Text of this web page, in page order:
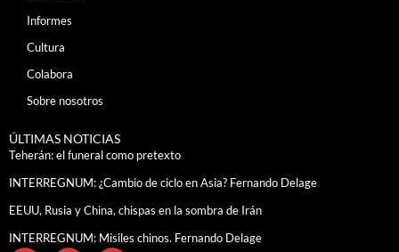
Informes
Cultura
Colabora
Sobre nosotros
ÚLTIMAS NOTICIAS
Teherán: el funeral como pretexto
INTERREGNUM: ¿Cambio de ciclo en Asia? Fernando Delage
EEUU, Rusia y China, chispas en la sombra de Irán
INTERREGNUM: Misiles chinos. Fernando Delage